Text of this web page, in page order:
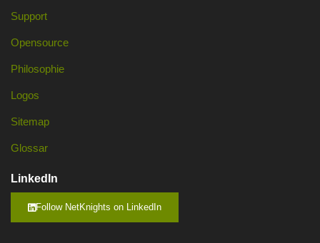
Support
Opensource
Philosophie
Logos
Sitemap
Glossar
LinkedIn
Follow NetKnights on LinkedIn